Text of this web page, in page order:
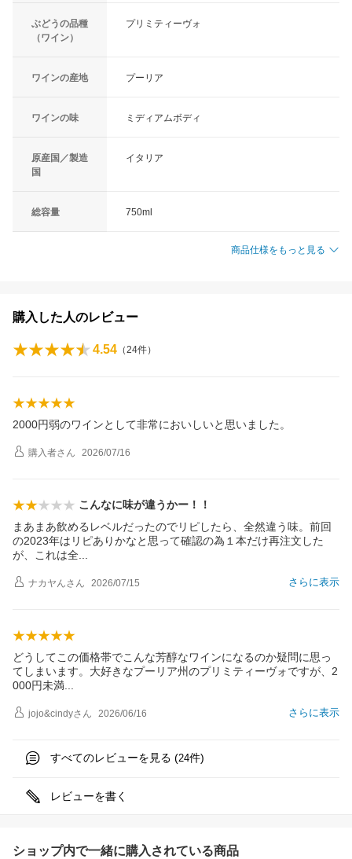
ぶどうの品種
（ワイン）
プリミティーヴォ
ワインの産地 プーリア
ワインの味 ミディアムボディ
原産国／製造
国
イタリア
総容量 750ml
商品仕様をもっと見る
購入した人のレビュー
4.54 （24件）
2000円弱のワインとして非常においしいと思いました。
購入者さん 2026/07/16
こんなに味が違うかー！！
まあまあ飲めるレベルだったのでリピしたら、全然違う味。前回
の2023年はリピありかなと思って確認の為１本だけ再注文した
が、これは全
さらに表示
ナカヤんさん 2026/07/15
どうしてこの価格帯でこんな芳醇なワインになるのか疑問に思っ
てしまいます。大好きなプーリア州のプリミティーヴォですが、2
000円未満
さらに表示
jojo&cindyさん 2026/06/16
すべてのレビューを見る (24件)
レビューを書く
ショップ内で一緒に購入されている商品